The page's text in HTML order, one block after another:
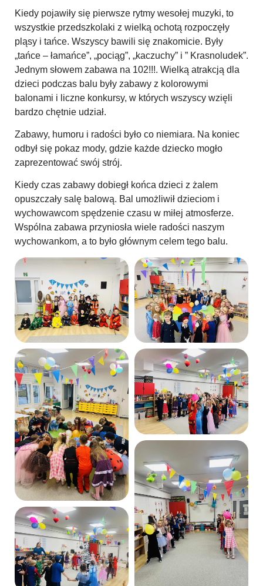
Kiedy pojawiły się pierwsze rytmy wesołej muzyki, to
wszystkie przedszkolaki z wielką ochotą rozpoczęły
pląsy i tańce. Wszyscy bawili się znakomicie. Były
„tańce – łamańce”, „pociąg”, „kaczuchy” i ” Krasnoludek”.
Jednym słowem zabawa na 102!!!. Wielką atrakcją dla
dzieci podczas balu były zabawy z kolorowymi
balonami i liczne konkursy, w których wszyscy wzięli
bardzo chętnie udział.
Zabawy, humoru i radości było co niemiara. Na koniec
odbył się pokaz mody, gdzie każde dziecko mogło
zaprezentować swój strój.
Kiedy czas zabawy dobiegł końca dzieci z żalem
opuszczały salę balową. Bal umożliwił dzieciom i
wychowawcom spędzenie czasu w miłej atmosferze.
Wspólna zabawa przyniosła wiele radości naszym
wychowankom, a to było głównym celem tego balu.